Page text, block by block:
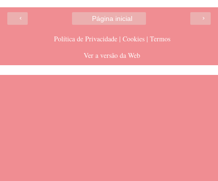
‹ ›
Página inicial
Política de Privacidade | Cookies | Termos
Ver a versão da Web